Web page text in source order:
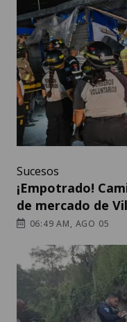
Sucesos
¡Empotrado!
de mercado de
06:49 AM, AGO 05